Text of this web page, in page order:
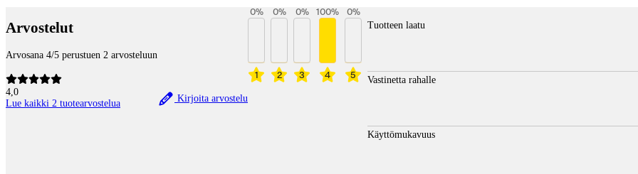
Arvostelut
Arvosana 4/5 perustuen 2 arvosteluun
4,0
Lue kaikki 2 tuotearvostelua
Kirjoita arvostelu
1
0%
2
0%
3
0%
4
100%
5
0%
Tuotteen laatu
Vastinetta rahalle
Käyttömukavuus